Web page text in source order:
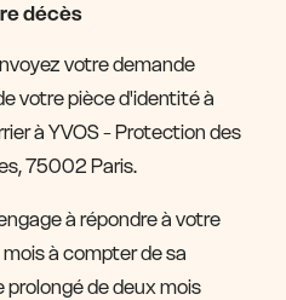
décès
votre demande
votre pièce d'identité à
à YVOS - Protection des
75002 Paris.
à répondre à votre
à compter de sa
de deux mois